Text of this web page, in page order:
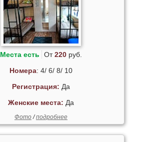
Места есть От220руб.
Номера: 4/ 6/ 8/ 10
Регистрация: Да
Женские места: Да
Фото/подробнее